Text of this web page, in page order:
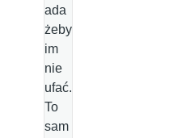
ada
żeby
im
nie
ufać.
To
sam